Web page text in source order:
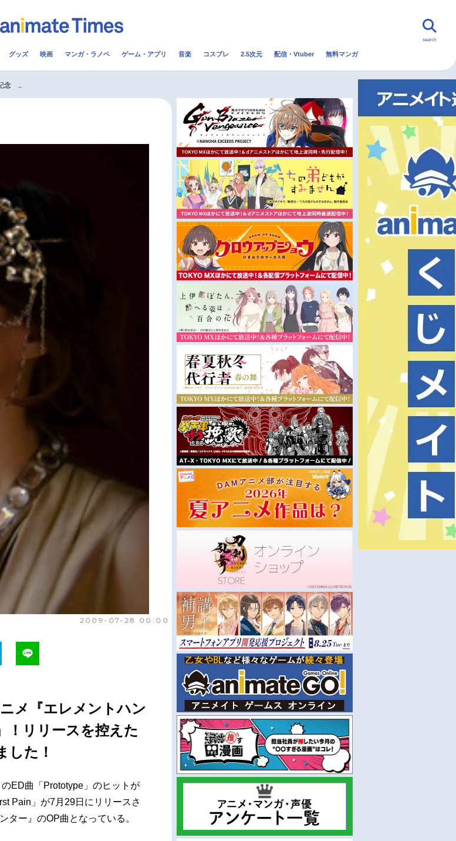
配信・Vtuber トレンド 無料マンガ
今期アニメ曜日別一覧 秋アニメ
冬アニメ
search
グッズ 映画 マンガ・ラノベ ゲーム・アプリ 音楽 コスプレ 2.5次元 配信・Vtuber 無料マンガ
念 ..
2009-07-28 00:00
メ『エレメントハン
！リリースを控えた
した！
ED曲「Prototype」のヒットが
Pain」が7月29日にリリースさ
ター』のOP曲となっている。